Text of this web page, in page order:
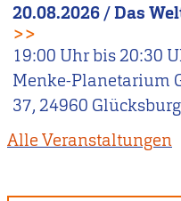
20.08.2026/Das
>>
19:00 Uhr bis20:30
Menke-Planetarium
37, 24960
Alle Veranstaltungen